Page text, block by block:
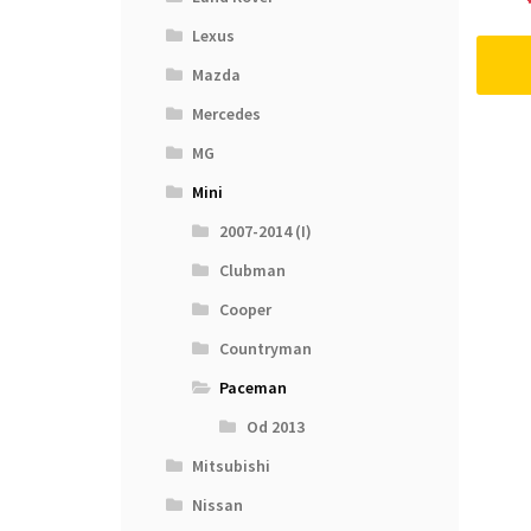
Lexus
Mazda
Mercedes
MG
Mini
2007-2014 (I)
Clubman
Cooper
Countryman
Paceman
Od 2013
Mitsubishi
Nissan